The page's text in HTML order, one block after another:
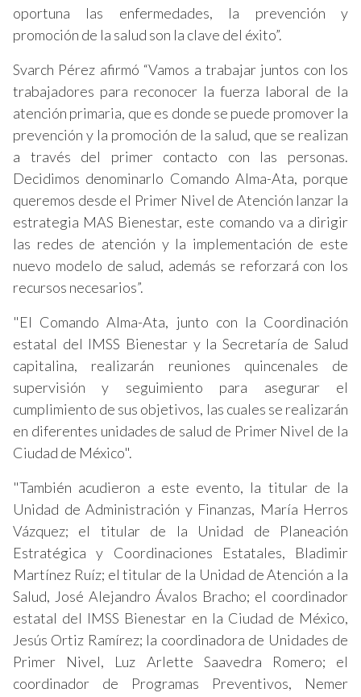
oportuna las enfermedades, la prevención y
promoción de la salud son la clave del éxito”.
Svarch Pérez afirmó “Vamos a trabajar juntos con los
trabajadores para reconocer la fuerza laboral de la
atención primaria, que es donde se puede promover la
prevención y la promoción de la salud, que se realizan
a través del primer contacto con las personas.
Decidimos denominarlo Comando Alma-Ata, porque
queremos desde el Primer Nivel de Atención lanzar la
estrategia MAS Bienestar, este comando va a dirigir
las redes de atención y la implementación de este
nuevo modelo de salud, además se reforzará con los
recursos necesarios”.
"El Comando Alma-Ata, junto con la Coordinación
estatal del IMSS Bienestar y la Secretaría de Salud
capitalina, realizarán reuniones quincenales de
supervisión y seguimiento para asegurar el
cumplimiento de sus objetivos, las cuales se realizarán
en diferentes unidades de salud de Primer Nivel de la
Ciudad de México".
"También acudieron a este evento, la titular de la
Unidad de Administración y Finanzas, María Herros
Vázquez; el titular de la Unidad de Planeación
Estratégica y Coordinaciones Estatales, Bladimir
Martínez Ruíz; el titular de la Unidad de Atención a la
Salud, José Alejandro Ávalos Bracho; el coordinador
estatal del IMSS Bienestar en la Ciudad de México,
Jesús Ortiz Ramírez; la coordinadora de Unidades de
Primer Nivel, Luz Arlette Saavedra Romero; el
coordinador de Programas Preventivos, Nemer